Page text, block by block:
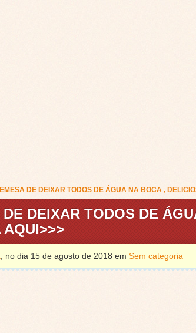
DE DEIXAR TODOS DE ÁGUA NA BOCA ,
DEIXAR TODOS DE
, no dia 15 de agosto de 2018 em Sem categoria